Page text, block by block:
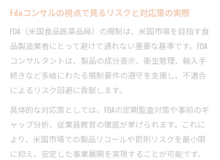
Fdaコンサル活用で食品製造業の競争力が高
食品製造業コンサルタントが実践する戦略
的思考法
グローバルコンプライアンス視点で未来を
切り拓く方法
改善策
合同会社グローバリューションの戦略的支
Fdaコンサルの視点で見るリスクと対応策の実際
FDA（米国食品医薬品局）の規制は、米国市場を目指す食
品製造業者にとって避けて通れない重要な基準です。FDA
コンサルタントは、製品の成分表示、衛生管理、輸入手
続きなど多岐にわたる規制要件の遵守を支援し、不適合
によるリスク回避に貢献します。
具体的な対応策としては、FDAの定期監査対策や事前のギ
ャップ分析、従業員教育の徹底が挙げられます。これに
より、米国市場での製品リコールや罰則リスクを最小限
に抑え、安定した事業展開を実現することが可能です。